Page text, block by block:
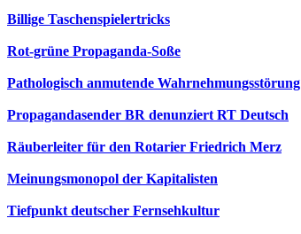
Billige Taschenspielertricks
Rot-grüne Propaganda-Soße
Pathologisch anmutende Wahrnehmungsstörung
Propagandasender BR denunziert RT Deutsch
Räuberleiter für den Rotarier Friedrich Merz
Meinungsmonopol der Kapitalisten
Tiefpunkt deutscher Fernsehkultur